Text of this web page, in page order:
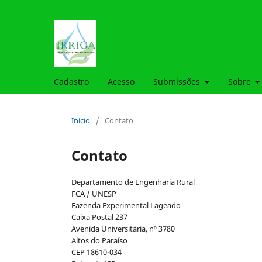
Cadastro Acesso Submissões Sobre
Início / Contato
Contato
Departamento de Engenharia Rural
FCA / UNESP
Fazenda Experimental Lageado
Caixa Postal 237
Avenida Universitária, nº 3780
Altos do Paraíso
CEP 18610-034